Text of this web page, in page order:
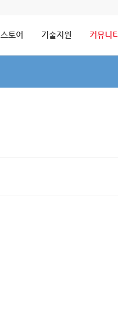
스토어 기술지원 커뮤니티